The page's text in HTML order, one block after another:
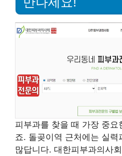
피부과를 찾을 때 가장 중요
죠. 돌곶이역 근처에는 실력
많답니다. 대한피부과의사